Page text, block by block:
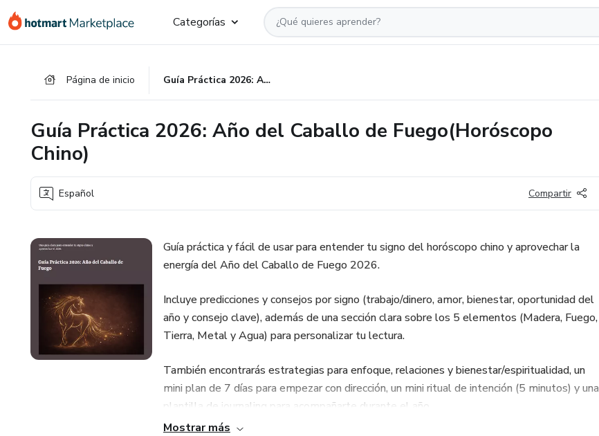
Categorías
Página de inicio Guía Práctica 2026: Año del Caballo de Fuego(Horóscopo Chino)
Guía Práctica 2026: Año del Caballo de Fuego(Horóscopo
Chino)
Español Compartir
Guía práctica y fácil de usar para entender tu signo del horóscopo chino y aprovechar la
energía del Año del Caballo de Fuego 2026.
Incluye predicciones y consejos por signo (trabajo/dinero, amor, bienestar, oportunidad del
año y consejo clave), además de una sección clara sobre los 5 elementos (Madera, Fuego,
Tierra, Metal y Agua) para personalizar tu lectura.
También encontrarás estrategias para enfoque, relaciones y bienestar/espiritualidad, un
mini plan de 7 días para empezar con dirección, un mini ritual de intención (5 minutos) y una
plantilla de journaling para acompañarte durante el año.
Mostrar más